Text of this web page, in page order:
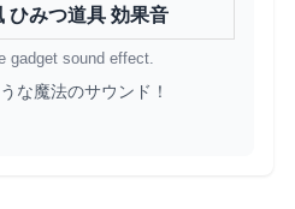
ひみつ道具 効果音
gadget sound effect.
な魔法のサウンド！